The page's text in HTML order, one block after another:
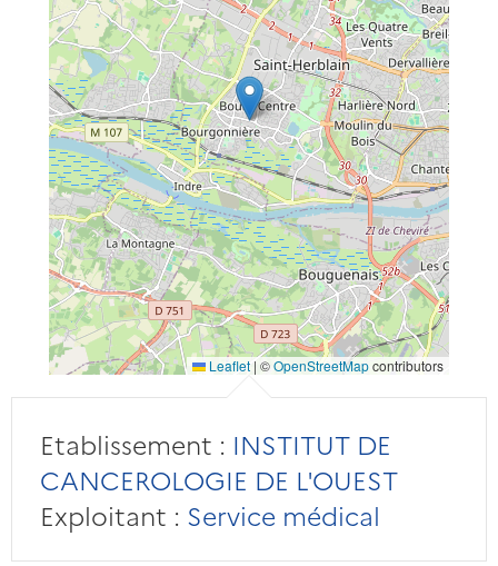
Leaflet | ©OpenStreetMapcontributors
Etablissement : INSTITUT DE
CANCEROLOGIE DE L'OUEST
Exploitant : Service médical